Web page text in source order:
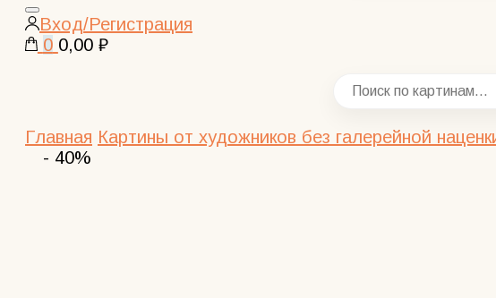
Закрыть
поиск
Вход/Регистрация
0 0,00 ₽
Главная Картины от художников без галерейной
- 40%